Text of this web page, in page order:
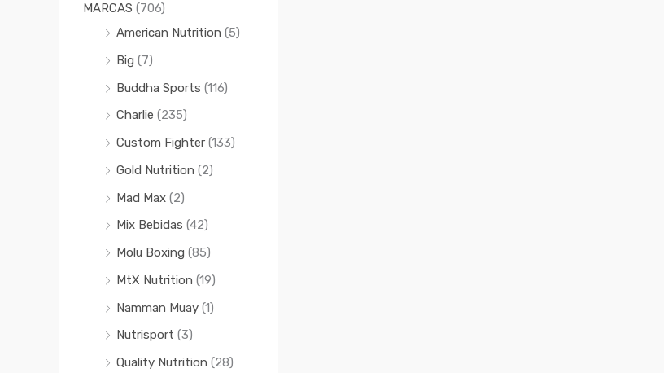
MARCAS (706)
American Nutrition (5)
Big (7)
Buddha Sports (116)
Charlie (235)
Custom Fighter (133)
Gold Nutrition (2)
Mad Max (2)
Mix Bebidas (42)
Molu Boxing (85)
MtX Nutrition (19)
Namman Muay (1)
Nutrisport (3)
Quality Nutrition (28)